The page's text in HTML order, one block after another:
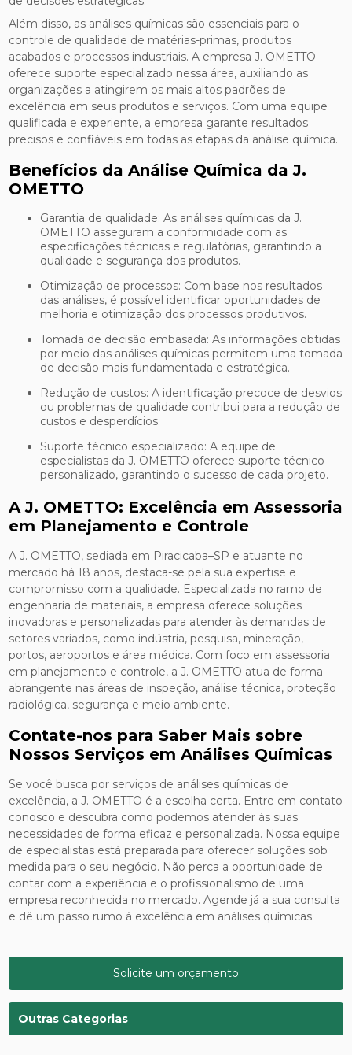
Além disso, as análises químicas são essenciais para o
controle de qualidade de matérias-primas, produtos
acabados e processos industriais. A empresa J. OMETTO
oferece suporte especializado nessa área, auxiliando as
organizações a atingirem os mais altos padrões de
excelência em seus produtos e serviços. Com uma equipe
qualificada e experiente, a empresa garante resultados
precisos e confiáveis em todas as etapas da análise química.
Benefícios da Análise Química da J.
OMETTO
Garantia de qualidade: As análises químicas da J.
OMETTO asseguram a conformidade com as
especificações técnicas e regulatórias, garantindo a
qualidade e segurança dos produtos.
Otimização de processos: Com base nos resultados
das análises, é possível identificar oportunidades de
melhoria e otimização dos processos produtivos.
Tomada de decisão embasada: As informações obtidas
por meio das análises químicas permitem uma tomada
de decisão mais fundamentada e estratégica.
Redução de custos: A identificação precoce de desvios
ou problemas de qualidade contribui para a redução de
custos e desperdícios.
Suporte técnico especializado: A equipe de
especialistas da J. OMETTO oferece suporte técnico
personalizado, garantindo o sucesso de cada projeto.
A J. OMETTO: Excelência em Assessoria
em Planejamento e Controle
A J. OMETTO, sediada em Piracicaba–SP e atuante no
mercado há 18 anos, destaca-se pela sua expertise e
compromisso com a qualidade. Especializada no ramo de
engenharia de materiais, a empresa oferece soluções
inovadoras e personalizadas para atender às demandas de
setores variados, como indústria, pesquisa, mineração,
portos, aeroportos e área médica. Com foco em assessoria
em planejamento e controle, a J. OMETTO atua de forma
abrangente nas áreas de inspeção, análise técnica, proteção
radiológica, segurança e meio ambiente.
Contate-nos para Saber Mais sobre
Nossos Serviços em Análises Químicas
Se você busca por serviços de análises químicas de
excelência, a J. OMETTO é a escolha certa. Entre em contato
conosco e descubra como podemos atender às suas
necessidades de forma eficaz e personalizada. Nossa equipe
de especialistas está preparada para oferecer soluções sob
medida para o seu negócio. Não perca a oportunidade de
contar com a experiência e o profissionalismo de uma
empresa reconhecida no mercado. Agende já a sua consulta
e dê um passo rumo à excelência em análises químicas.
Solicite um orçamento
Outras Categorias